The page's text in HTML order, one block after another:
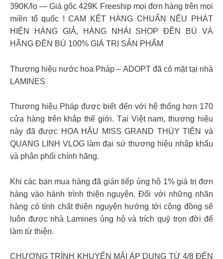
390K/lọ — Giá gốc 429K Freeship mọi đơn hàng trên mọi
miền tổ quốc ! CAM KẾT HÀNG CHUẨN NẾU PHÁT
HIỆN HÀNG GIẢ, HÀNG NHÁI SHOP ĐỀN BÙ VÀ
HÃNG ĐỀN BÙ 100% GIÁ TRỊ SẢN PHẨM
Thương hiệu nước hoa Pháp – ADOPT đã có mặt tại nhà
LAMINES
Thương hiệu Pháp được biết đến với hệ thống hơn 170
cửa hàng trên khắp thế giới. Tại Việt nam, thương hiệu
này đã được HOA HẬU MISS GRAND THÙY TIÊN và
QUANG LINH VLOG làm đại sứ thương hiệu nhập khẩu
và phân phối chính hãng.
Khi các bạn mua hàng đã gián tiếp ủng hộ 1% giá trị đơn
hàng vào hành trình thiện nguyện. Đối với những nhãn
hàng có tính chất thiện nguyện hướng tới cộng đồng sẽ
luôn được nhà Lamines ủng hộ và trích quỹ trọn đời để
làm từ thiện.
CHƯƠNG TRÌNH KHUYẾN MÃI ÁP DỤNG TỪ 4/8 ĐẾN